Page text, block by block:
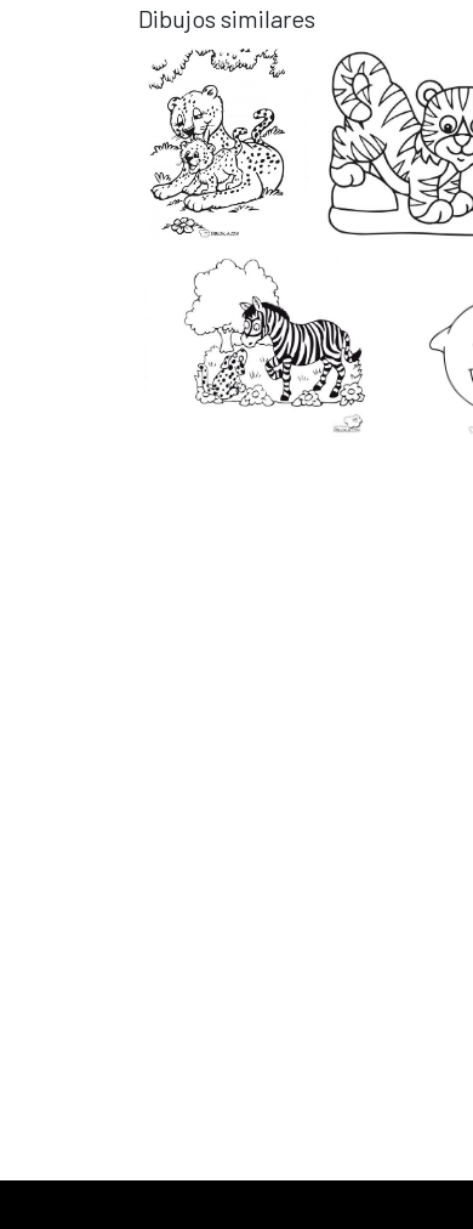
Dibujos similares